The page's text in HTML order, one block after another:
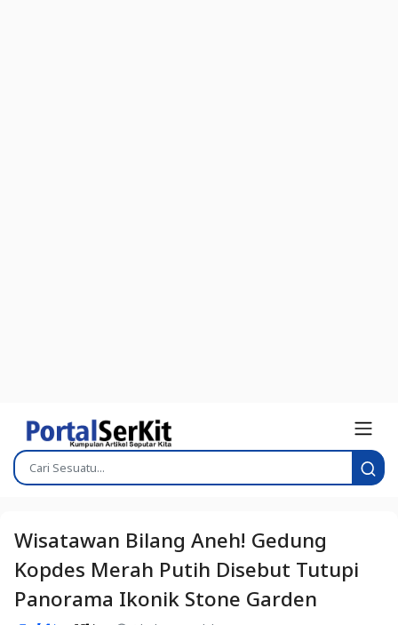
Wisatawan Bilang Aneh! Gedung
Kopdes Merah Putih Disebut Tutupi
Panorama Ikonik Stone Garden